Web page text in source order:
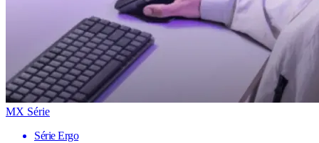
MX Série
Série Ergo